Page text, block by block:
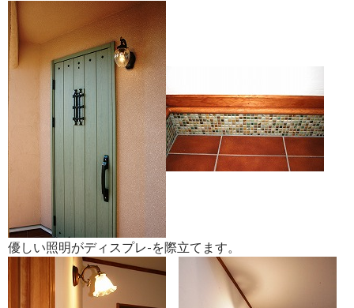
優しい照明がディスプレ-を際立てます。